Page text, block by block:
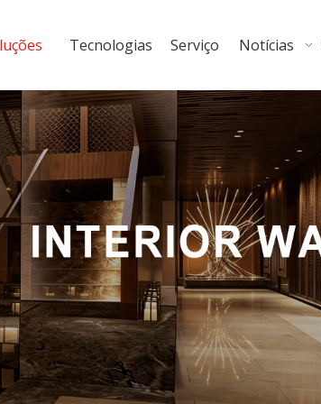
Tecnologias Serviço Notícias